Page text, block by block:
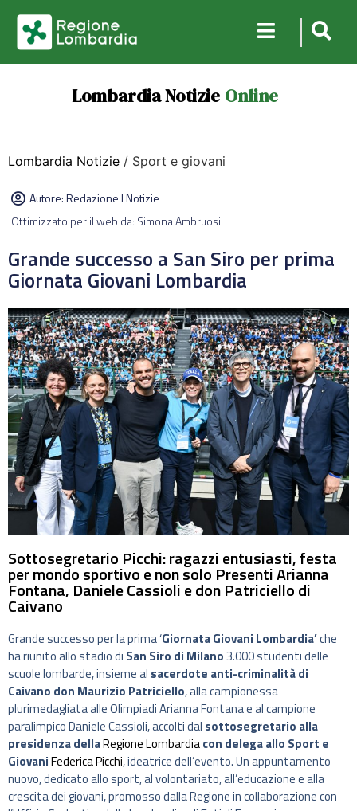
Lombardia Notizie Online
Lombardia Notizie / Sport e giovani
Autore:Redazione LNotizie
Ottimizzato per il web da: Simona Ambruosi
Grande successo a San Siro per prima
Giornata Giovani Lombardia
Sottosegretario Picchi: ragazzi entusiasti, festa
per mondo sportivo e non solo Presenti Arianna
Fontana, Daniele Cassioli e don Patriciello di
Caivano
Grande successo per la prima ‘Giornata Giovani Lombardia’che
ha riunito allo stadio di San Siro di Milano3.000 studenti delle
scuole lombarde, insieme al sacerdote anti-criminalità di
Caivano don Maurizio Patriciello, alla campionessa
plurimedagliata alle Olimpiadi Arianna Fontana e al campione
paralimpico Daniele Cassioli, accolti dal sottosegretario alla
presidenza dellaRegione Lombardiacon delega allo Sport e
GiovaniFederica Picchi, ideatrice dell’evento. Un appuntamento
nuovo, dedicato allo sport, al volontariato, all’educazione e alla
crescita dei giovani, promosso dalla Regione in collaborazione con